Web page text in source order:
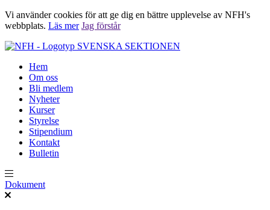
Vi använder cookies för att ge dig en bättre upplevelse av NFH's
webbplats. Läs mer Jag förstår
SVENSKA SEKTIONEN
Hem
Om oss
Bli medlem
Nyheter
Kurser
Styrelse
Stipendium
Kontakt
Bulletin
Dokument